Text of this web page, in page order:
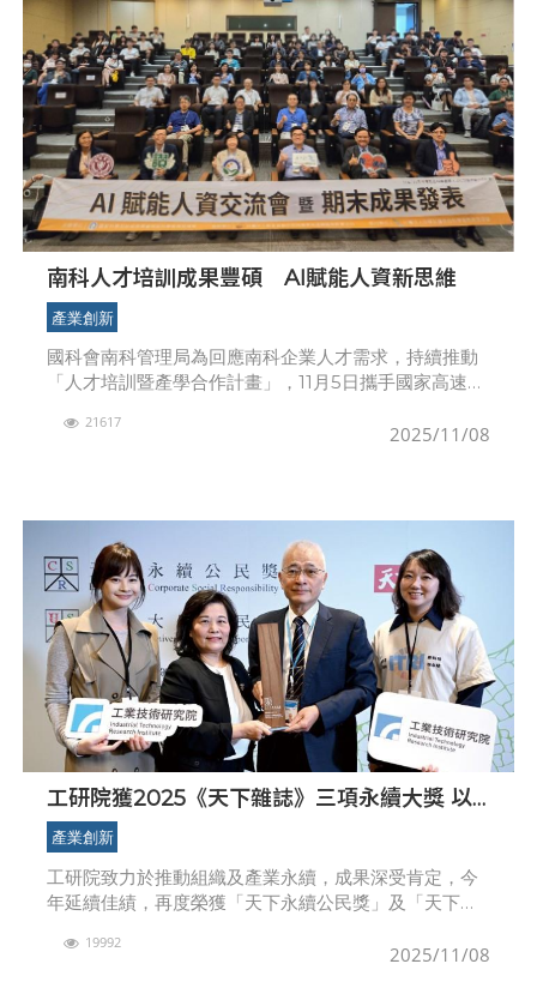
南科人才培訓成果豐碩 AI賦能人資新思維
產業創新
國科會南科管理局為回應南科企業人才需求，持續推動
「人才培訓暨產學合作計畫」，11月5日攜手國家高速網
會暨期末成果發表」。活動特別邀請產學研專家實務分
2025/11/08
21617
工研院獲2025《天下雜誌》三項永續大獎 以
科技搭橋推動產業與人才共榮
產業創新
工研院致力於推動組織及產業永續，成果深受肯定，今
年延續佳績，再度榮獲「天下永續公民獎」及「天下人
「友善家庭職場獎」。圖左起為工研院組織永續發展推
2025/11/08
19992